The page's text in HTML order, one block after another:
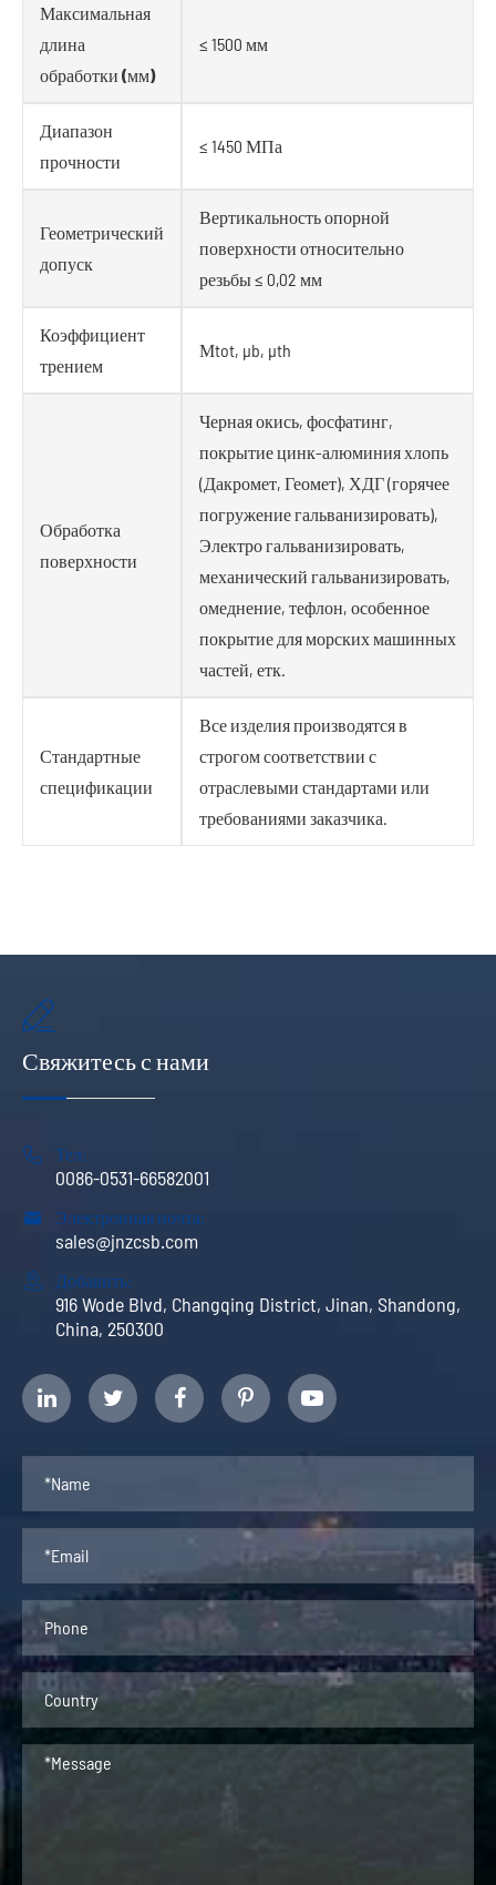
Максимальная
длина
обработки (мм)
≤ 1500 мм
Диапазон
прочности
≤ 1450 МПа
Геометрический
допуск
Вертикальность опорной
поверхности относительно
резьбы ≤ 0,02 мм
Коэффициент
трением
Μtot, μb, μth
Обработка
поверхности
Черная окись, фосфатинг,
покрытие цинк-алюминия хлопь
(Дакромет, Геомет), ХДГ (горячее
погружение гальванизировать),
Электро гальванизировать,
механический гальванизировать,
омеднение, тефлон, особенное
покрытие для морских машинных
частей, етк.
Стандартные
спецификации
Все изделия производятся в
строгом соответствии с
отраслевыми стандартами или
требованиями заказчика.

Свяжитесь с нами
 Тел:
0086-0531-66582001
 Электронная почта:
sales@jnzcsb.com
 Добавить:
916 Wode Blvd, Changqing District, Jinan, Shandong,
China, 250300